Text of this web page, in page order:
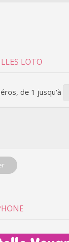
LOTO
de 1 jusqu'à